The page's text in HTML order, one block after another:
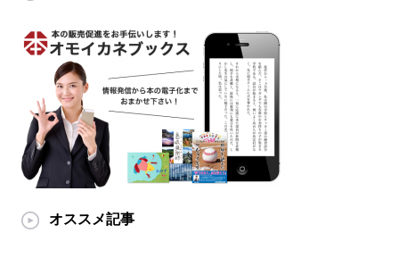
オススメ記事